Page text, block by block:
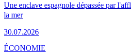
Une enclave espagnole dépassée par
la mer
30.07.2026
ÉCONOMIE